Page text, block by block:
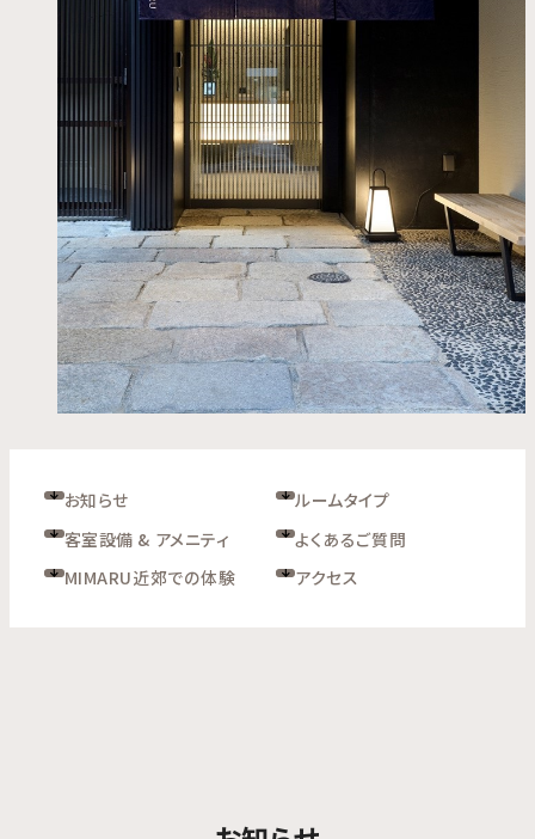
お知らせ
ルームタイプ
客室設備 & アメニティ
よくあるご質問
MIMARU近郊での体験
アクセス